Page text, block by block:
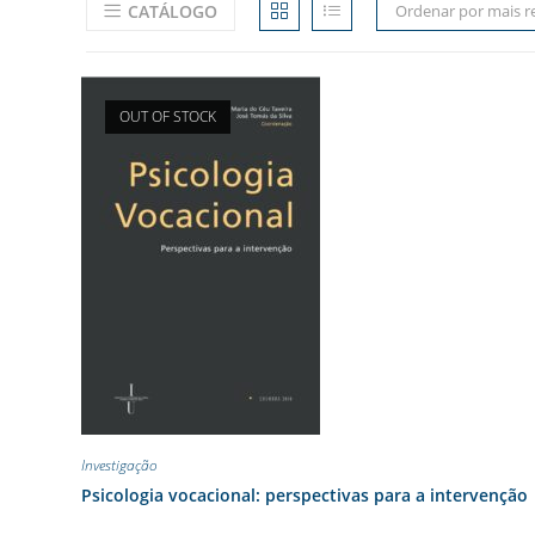
CATÁLOGO Ordenar por mais
OUT OF STOCK
Investigação
Psicologia vocacional: perspectivas para a intervenção